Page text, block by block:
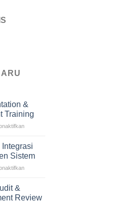
&
Training
pada
Training
Sistem
pada
Manajemen
&
Review